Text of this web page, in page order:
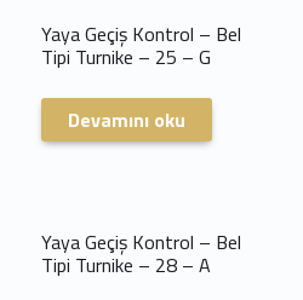
Yaya Geçiş Kontrol – Bel
Tipi Turnike – 25 – G
Devamını oku
Yaya Geçiş Kontrol – Bel
Tipi Turnike – 28 – A